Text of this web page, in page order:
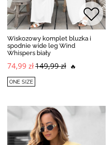
Wiskozowy komplet bluzka i
spodnie wide leg Wind
Whispers biały
74,99 zł149,99 zł 🔥
ONE SIZE